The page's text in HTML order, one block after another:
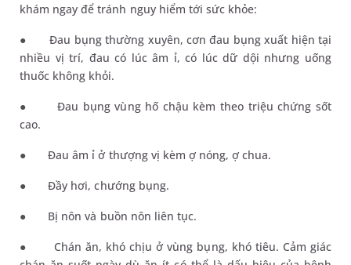
khám ngay để tránh nguy hiểm tới sức khỏe:
●
Đau bụng thường xuyên, cơn đau bụng xuất hiện tại
nhiều vị trí, đau có lúcâm ỉ, có lúcdữ dội nhưng uống
thuốc không khỏi.
● Đau bụngvùng hố chậu kèm theo triệu chứng sốt
cao.
● Đau âm ỉ ở thượng vị kèm ợ nóng, ợ chua.
● Đầy hơi, chướng bụng.
● Bị nôn và buồn nôn liên tục.
●
Chán ăn, khó chịu ở vùng bụng, khó tiêu. Cảm giác